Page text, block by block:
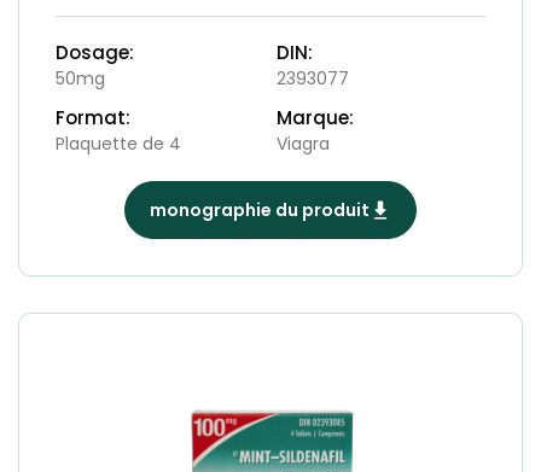
Dosage:
50mg
DIN:
2393077
Format:
Plaquette de 4
Marque:
Viagra
monographie du produit